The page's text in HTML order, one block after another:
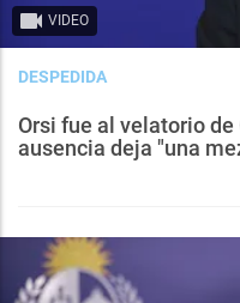
VIDEO
DESPEDIDA
Orsi fue al velatorio
ausencia deja "una